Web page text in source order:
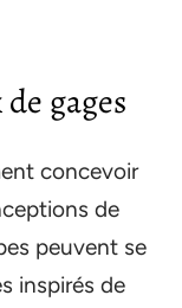
gages
concevoir
de
peuvent se
inspirés de